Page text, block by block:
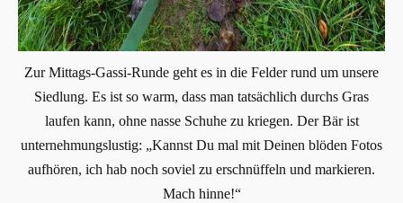
Zur Mittags-Gassi-Runde geht es in die Felder rund um unsere
Siedlung. Es ist so warm, dass man tatsächlich durchs Gras
laufen kann, ohne nasse Schuhe zu kriegen. Der Bär ist
unternehmungslustig: „Kannst Du mal mit Deinen blöden Fotos
aufhören, ich hab noch soviel zu erschnüffeln und markieren.
Mach hinne!“